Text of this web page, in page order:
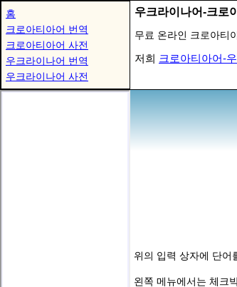
홈
크로아티아어 번역
크로아티아어 사전
우크라이나어 번역
우크라이나어 사전
우크라이나어-크로
무료 온라인 크로아티
저희 크로아티아어-